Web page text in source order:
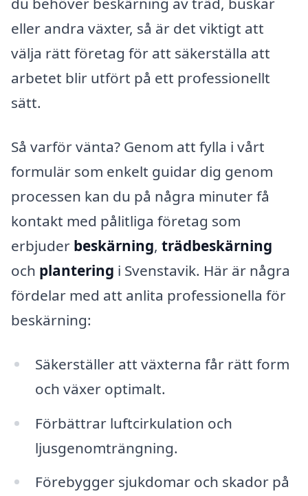
eller andra växter, så är det viktigt att
välja rätt företag för att säkerställa att
arbetet blir utfört på ett professionellt
sätt.
Så varför vänta? Genom att fylla i vårt
formulär som enkelt guidar dig genom
processen kan du på några minuter få
kontakt med pålitliga företag som
erbjuder beskärning, trädbeskärning
och plantering i Svenstavik. Här är några
fördelar med att anlita professionella för
beskärning:
Säkerställer att växterna får rätt form
och växer optimalt.
Förbättrar luftcirkulation och
ljusgenomträngning.
Förebygger sjukdomar och skador på